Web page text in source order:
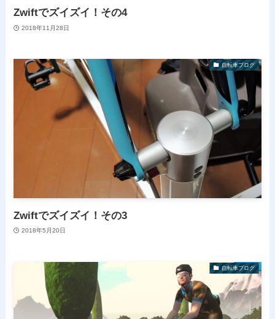
Zwiftでズイズイ！その4
2018年11月28日
自転車ブログ
Zwiftでズイズイ！その3
2018年5月20日
自転車ブログ